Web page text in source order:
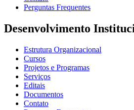
Perguntas Frequentes
Desenvolvimento
Estrutura Organizacional
Cursos
Projetos e Programas
Serviços
Editais
Documentos
Contato